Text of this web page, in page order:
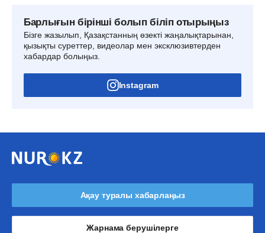
Барлығын бірінші болып біліп отырыңыз
Бізге жазылып, Қазақстанның өзекті жаңалықтарынан,
қызықты суреттер, видеолар мен эксклюзивтерден
хабардар болыңыз.
Instagram
Ақау туралы хабарлаңыз
Жарнама берушілерге